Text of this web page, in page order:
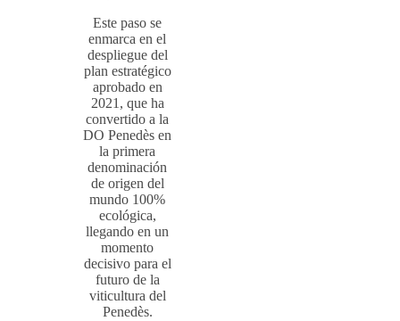
Este paso se
enmarca en el
despliegue del
plan estratégico
aprobado en
2021, que ha
convertido a la
DO Penedès en
la primera
denominación
de origen del
mundo 100%
ecológica,
llegando en un
momento
decisivo para el
futuro de la
viticultura del
Penedès.